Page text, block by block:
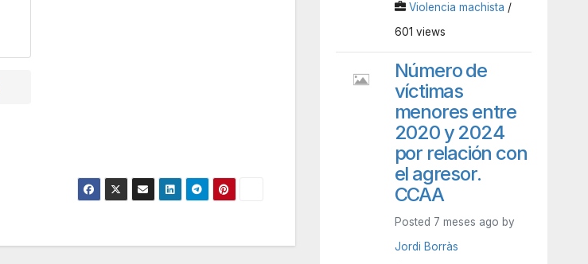
Violencia machista /
601 views
Número de
víctimas
menores entre
2020 y 2024
por relación con
el agresor.
CCAA
Posted 7 meses ago by
Jordi Borràs